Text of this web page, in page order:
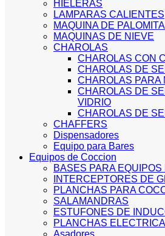
HIELERAS
LAMPARAS CALIENTES
MAQUINA DE
MAQUINAS DE NIEVE
CHAROLAS
CHAROLAS CON
CHAROLAS DE
CHAROLAS PARA
CHAROLAS DE
VIDRIO
CHAROLAS DE
CHAFFERS
Dispensadores
Equipo para Bares
Equipos de Coccion
BASES PARA EQUIPOS
INTERCEPTORES DE
PLANCHAS PARA
SALAMANDRAS
ESTUFONES DE
PLANCHAS
Asadores